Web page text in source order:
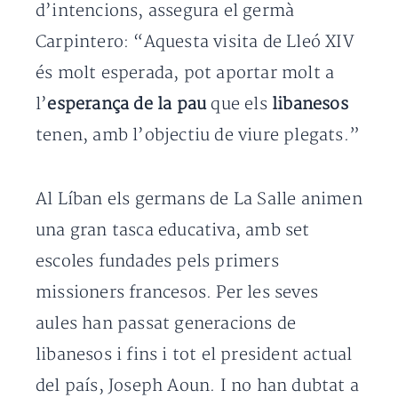
d’intencions, assegura el germà
Carpintero: “Aquesta visita de Lleó XIV
és molt esperada, pot aportar molt a
l’esperança de la pauque els libanesos
tenen, amb l’objectiu de viure plegats.”
Al Líban els germans de La Salle animen
una gran tasca educativa, amb set
escoles fundades pels primers
missioners francesos. Per les seves
aules han passat generacions de
libanesos i fins i tot el president actual
del país, Joseph Aoun. I no han dubtat a